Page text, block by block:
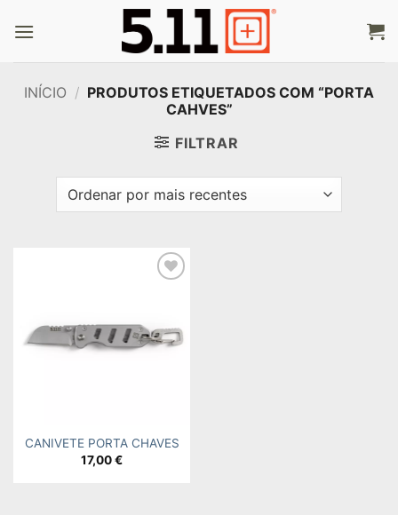
INÍCIO / PRODUTOS ETIQUETADOS COM “PORTA
CAHVES”
FILTRAR
CANIVETE PORTA CHAVES
17,00€